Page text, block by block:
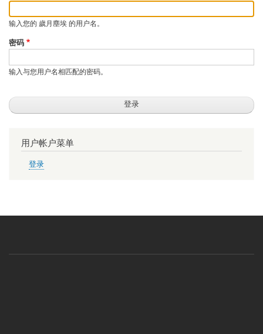
输入您的 歲月塵埃 的用户名。
密码
输入与您用户名相匹配的密码。
用户帐户菜单
登录